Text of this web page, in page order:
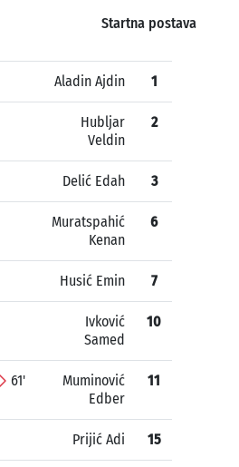
Startna postava
Aladin Ajdin 1
Hubljar
Veldin
2
Delić Edah 3
Muratspahić
Kenan
6
Husić Emin 7
Ivković
Samed
10
61'
Muminović
Edber
11
Prijić Adi 15